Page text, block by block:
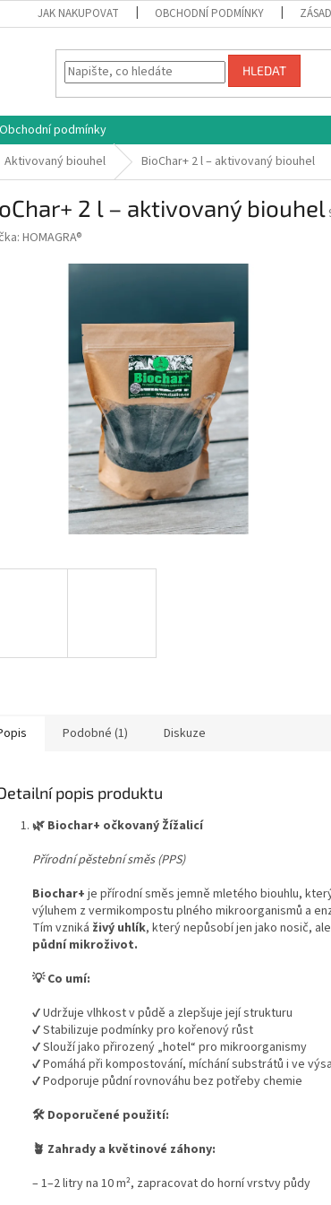
JAK NAKUPOVAT OBCHODNÍ PODMÍNKY
HLEDAT
Obchodní podmínky
Aktivovaný biouhel BioChar+ 2 l – aktivovaný biouhel
2 l – aktivovaný biouhel
HOMAGRA®
Podobné (1) Diskuze
popis produktu
🌿 Biochar+ očkovaný Žížalicí
Přírodní pěstební směs (PPS)
Biochar+ je přírodní směs jemně mletého biouhlu,
výluhem z vermikompostu plného mikroorganismů a
Tím vzniká živý uhlík, který nepůsobí jen jako nosič,
půdní mikroživot.
💡Co umí:
✔ Udržuje vlhkost v půdě a zlepšuje její strukturu
✔ Stabilizuje podmínky pro kořenový růst
✔ Slouží jako přirozený „hotel“ pro mikroorganismy
✔ Pomáhá při kompostování, míchání substrátů i ve
✔ Podporuje půdní rovnováhu bez potřeby chemie
🛠 Doporučené použití:
🪴 Zahrady a květinové záhony:
– 1–2 litry na 10 m², zapracovat do horní vrstvy půdy